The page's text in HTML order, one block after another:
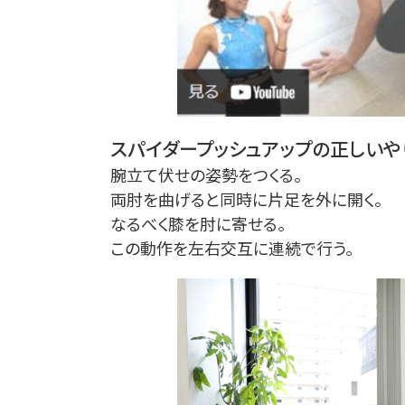
スパイダープッシュアップの正しい
腕立て伏せの姿勢をつくる。
両肘を曲げると同時に片足を外に開く。
なるべく膝を肘に寄せる。
この動作を左右交互に連続で行う。